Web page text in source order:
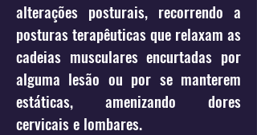
alterações posturais, recorrendo a
posturas terapêuticas que relaxam as
cadeias musculares encurtadas por
alguma lesão ou por se manterem
estáticas, amenizando dores
cervicais e lombares.